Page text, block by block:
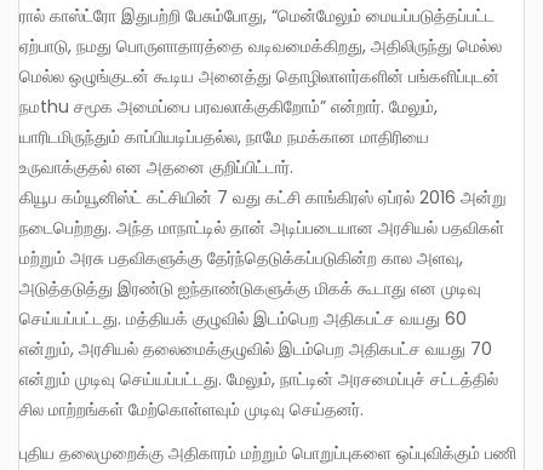
ரால் காஸ்ட்ரோ இதுபற்றி பேசும்போது, “மென்மேலும் மையப்படுத்தப்பட்ட
ஏற்பாடு, நமது பொருளாதாரத்தை வடிவமைக்கிறது, அதிலிருந்து மெல்ல
மெல்ல ஒழுங்குடன் கூடிய அனைத்து தொழிலாளர்களின் பங்களிப்புடன்
நமthu சமூக அமைப்பை பரவலாக்குகிறோம்” என்றார். மேலும்,
யாரிடமிருந்தும் காப்பியடிப்பதல்ல, நாமே நமக்கான மாதிரியை
உருவாக்குதல் என அதனை குறிப்பிட்டார்.
கியூப கம்யூனிஸ்ட் கட்சியின் 7 வது கட்சி காங்கிரஸ் ஏப்ரல் 2016 அன்று
நடைபெற்றது. அந்த மாநாட்டில் தான் அடிப்படையான அரசியல் பதவிகள்
மற்றும் அரசு பதவிகளுக்கு தேர்ந்தெடுக்கப்படுகின்ற கால அளவு,
அடுத்தடுத்து இரண்டு ஐந்தாண்டுகளுக்கு மிகக் கூடாது என முடிவு
செய்யப்பட்டது. மத்தியக் குழுவில் இடம்பெற அதிகபட்ச வயது 60
என்றும், அரசியல் தலைமைக்குழுவில் இடம்பெற அதிகபட்ச வயது 70
என்றும் முடிவு செய்யப்பட்டது. மேலும், நாட்டின் அரசமைப்புச் சட்டத்தில்
சில மாற்றங்கள் மேற்கொள்ளவும் முடிவு செய்தனர்.
புதிய தலைமுறைக்கு அதிகாரம் மற்றும் பொறுப்புகளை ஒப்புவிக்கும் பணி